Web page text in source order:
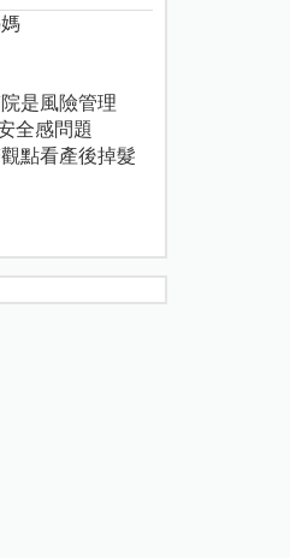
是風險管理
全感問題
點看產後掉髮